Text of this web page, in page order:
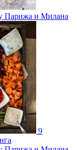
Парижа и Милана
9